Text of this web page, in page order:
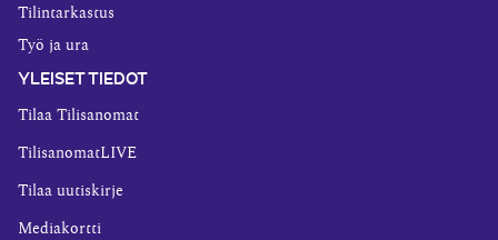
Tilintarkastus
Työ ja ura
YLEISET TIEDOT
Tilaa Tilisanomat
TilisanomatLIVE
Tilaa uutiskirje
Mediakortti